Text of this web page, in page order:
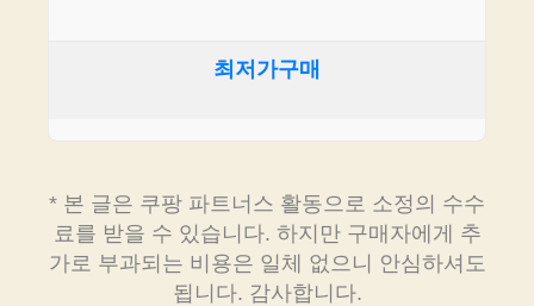
최저가구매
* 본 글은 쿠팡 파트너스 활동으로 소정의 수수
료를 받을 수 있습니다. 하지만 구매자에게 추
가로 부과되는 비용은 일체 없으니 안심하셔도
됩니다. 감사합니다.